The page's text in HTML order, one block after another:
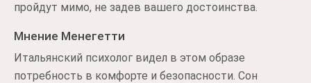
пройдут мимо, не задев вашего достоинства.
Мнение Менегетти
Итальянский психолог видел в этом образе
потребность в комфорте и безопасности. Сон